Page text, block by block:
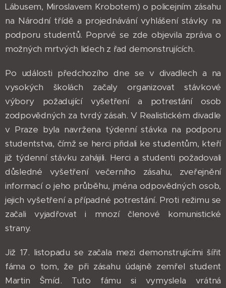
Lábusem, Miroslavem Krobotem) o policejním zásahu
na Národní třídě a projednávání vyhlášení stávky na
podporu studentů. Poprvé se zde objevila zpráva o
možných mrtvých lidech z řad demonstrujících.
Po události předchozího dne se v divadlech a na
vysokých školách začaly organizovat stávkové
výbory požadující vyšetření a potrestání osob
zodpovědných za tvrdý zásah. V Realistickém divadle
v Praze byla navržena týdenní stávka na podporu
studentstva, čímž se herci přidali ke studentům, kteří
již týdenní stávku zahájili. Herci a studenti požadovali
důsledné vyšetření večerního zásahu, zveřejnění
informací o jeho průběhu, jména odpovědných osob,
jejich vyšetření a případné potrestání. Proti režimu se
začali vyjadřovat i mnozí členové komunistické
strany.
Již 17. listopadu se začala mezi demonstrujícími šířit
fáma o tom, že při zásahu údajně zemřel student
Martin Šmíd. Tuto fámu si vymyslela vrátná